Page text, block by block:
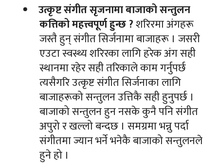
उत्कृष्ट संगीत सृजनामा बाजाको सन्तुलन
कत्तिको महत्त्वपूर्ण हुन्छ ?शरिरमा अंगहरू
जस्तै हुन् संगीत सिर्जनामा बाजाहरू । जसरी
एउटा स्वस्थ्य शरिरका लागि हरेक अंग सही
स्थानमा रहेर सही तरिकाले काम गर्नुपर्छ
त्यसैगरि उत्कृष्ट संगीत सिर्जनाका लागि
बाजाहरूको सन्तुलन उत्तिकै सही हुनुपर्छ ।
बाजाको सन्तुलन हुन नसके कुनै पनि संगीत
अपुरो र खल्लो बन्दछ । समग्रमा भन्नु पर्दा
संगीतमा ज्यान भर्ने भनेकै बाजाको सन्तुलनले
हुने हो ।